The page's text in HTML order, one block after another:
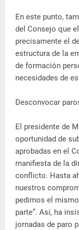
En este punto,
del Consejo que
precisamente el
estructura de la
de formación
necesidades de
Desconvocar
El presidente de
oportunidad de
aprobadas en el
manifiesta de la
conflicto. Hasta
nuestros
pedimos el
parte”. Así, ha
jornadas de paro